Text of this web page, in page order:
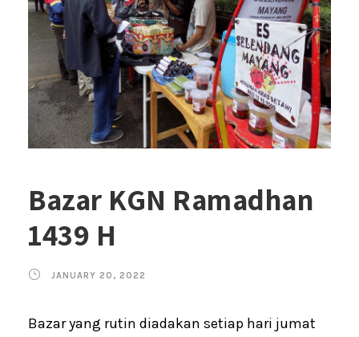
Bazar KGN Ramadhan
1439 H
JANUARY 20, 2022
Bazar yang rutin diadakan setiap hari jumat